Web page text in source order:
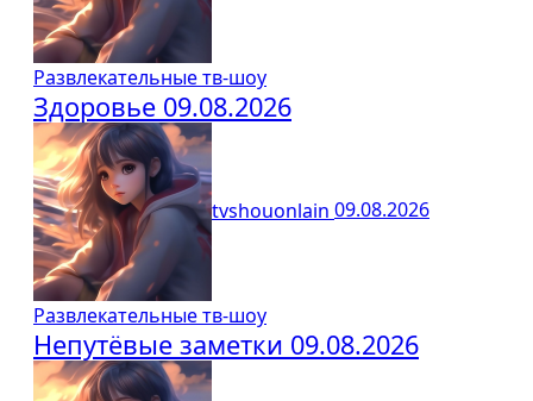
Развлекательные тв-шоу
Здоровье 09.08.2026
tvshouonlain 09.08.2026
Развлекательные тв-шоу
Непутёвые заметки 09.08.2026